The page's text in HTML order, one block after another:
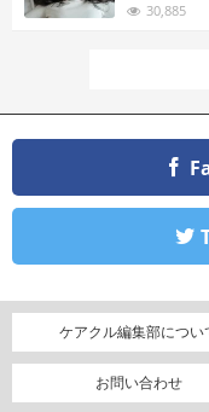
30,885
ケアクル編集部につい
お問い合わせ